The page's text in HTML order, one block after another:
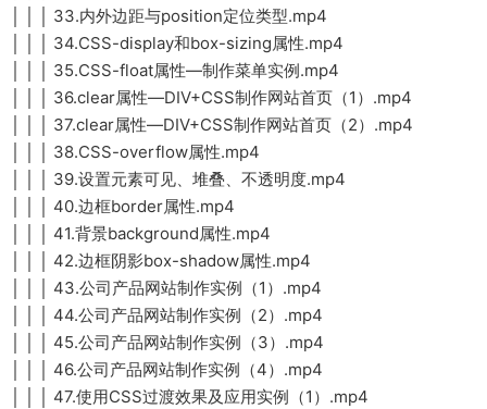
│ │ │ 33.内外边距与position定位类型.mp4
│ │ │ 34.CSS-display和box-sizing属性.mp4
│ │ │ 35.CSS-float属性—制作菜单实例.mp4
│ │ │ 36.clear属性—DIV+CSS制作网站首页（1）.mp4
│ │ │ 37.clear属性—DIV+CSS制作网站首页（2）.mp4
│ │ │ 38.CSS-overflow属性.mp4
│ │ │ 39.设置元素可见、堆叠、不透明度.mp4
│ │ │ 40.边框border属性.mp4
│ │ │ 41.背景background属性.mp4
│ │ │ 42.边框阴影box-shadow属性.mp4
│ │ │ 43.公司产品网站制作实例（1）.mp4
│ │ │ 44.公司产品网站制作实例（2）.mp4
│ │ │ 45.公司产品网站制作实例（3）.mp4
│ │ │ 46.公司产品网站制作实例（4）.mp4
│ │ │ 47.使用CSS过渡效果及应用实例（1）.mp4